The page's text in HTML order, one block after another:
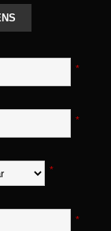
*
*
*
*